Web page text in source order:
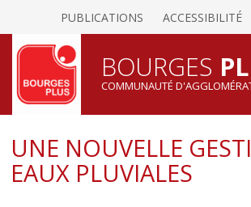
PUBLICATIONS ACCESSIBILITÉ
BOURGES
COMMUNAUTÉ
UNE NOUVELLE
EAUX PLUVIALES